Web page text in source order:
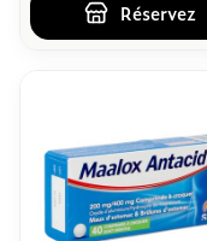
Réservez